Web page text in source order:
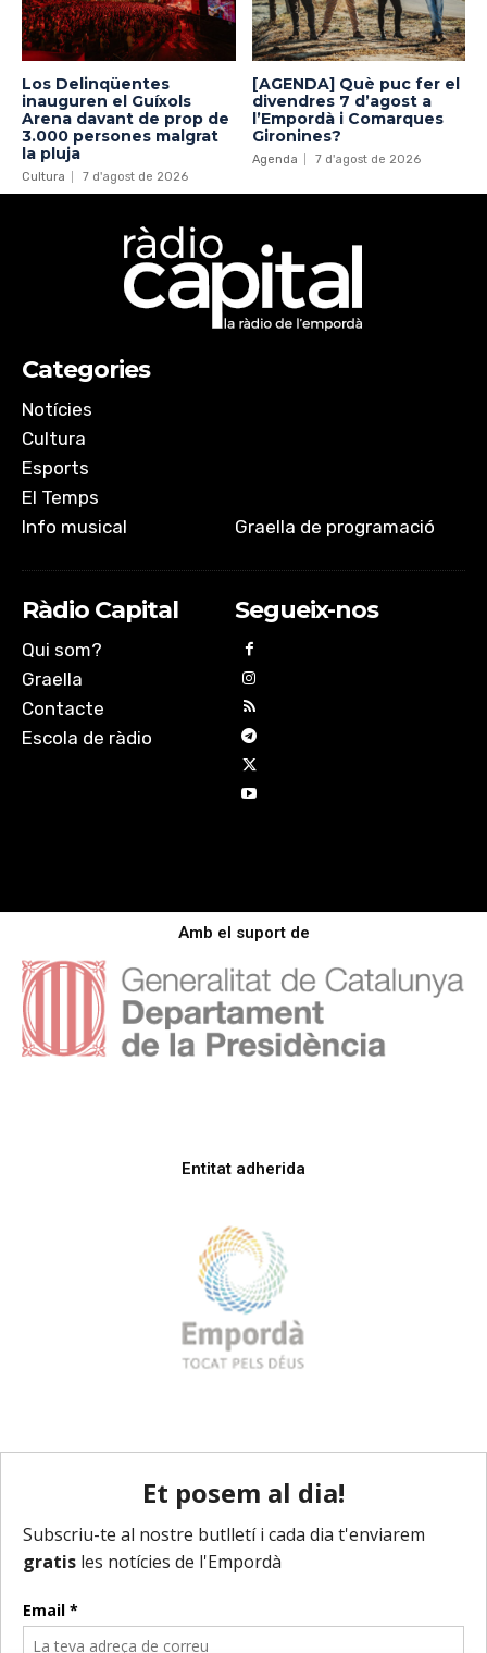
Los Delinqüentes
inauguren el Guíxols
Arena davant de prop de
3.000 persones malgrat
la pluja
Cultura 7 d'agost de 2026
[AGENDA] Què puc fer el
divendres 7 d’agost a
l’Empordà i Comarques
Gironines?
Agenda 7 d'agost de 2026
Categories
Notícies
Cultura
Esports
El Temps
Info musical
Graella de programació
Ràdio Capital
Qui som?
Graella
Contacte
Escola de ràdio
Segueix-nos
Amb el suport de
Entitat adherida